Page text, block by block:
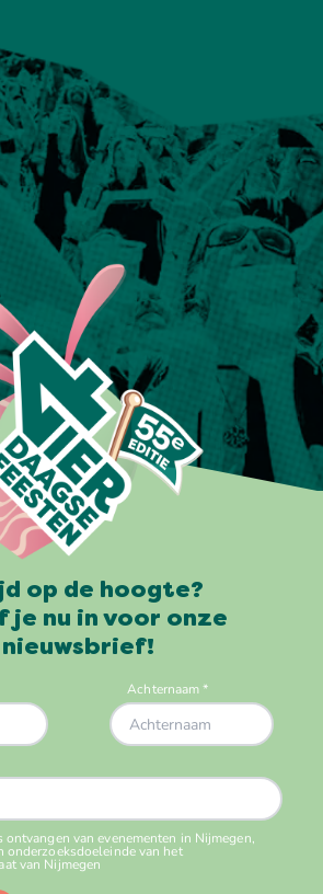
op de hoogte?
je nu in voor onze
nieuwsbrief!